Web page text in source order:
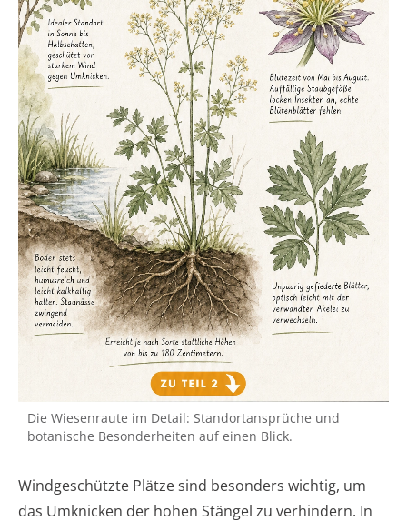
Die Wiesenraute im Detail: Standortansprüche und
botanische Besonderheiten auf einen Blick.
Windgeschützte Plätze sind besonders wichtig, um
das Umknicken der hohen Stängel zu verhindern. In